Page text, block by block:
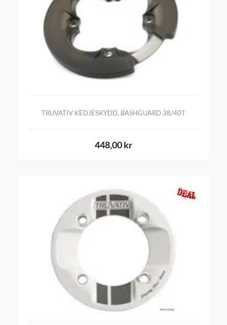
TRUVATIV KEDJESKYDD, BASHGUARD 38/40T
448,00 kr